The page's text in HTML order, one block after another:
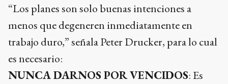
“Los planes son solo buenas intenciones a
menos que degeneren inmediatamente en
trabajo duro,” señala Peter Drucker, para lo cual
es necesario:
NUNCA DARNOS POR VENCIDOS: Es